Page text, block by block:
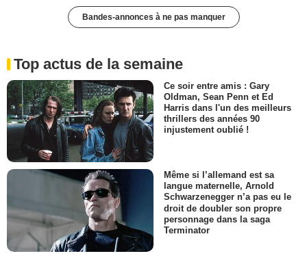
Bandes-annonces à ne pas manquer
Top actus de la semaine
Ce soir entre amis : Gary
Oldman, Sean Penn et Ed
Harris dans l'un des meilleurs
thrillers des années 90
injustement oublié !
Même si l’allemand est sa
langue maternelle, Arnold
Schwarzenegger n’a pas eu le
droit de doubler son propre
personnage dans la saga
Terminator